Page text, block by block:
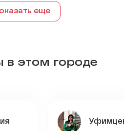
еще
в этом городе